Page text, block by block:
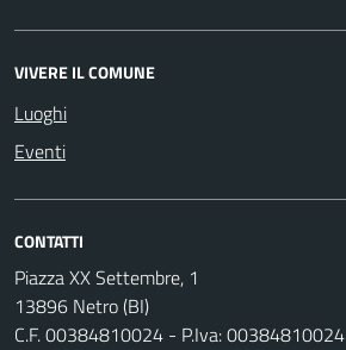
VIVERE IL COMUNE
Luoghi
Eventi
CONTATTI
Piazza XX Settembre, 1
13896 Netro (BI)
C.F. 00384810024 - P.Iva: 00384810024